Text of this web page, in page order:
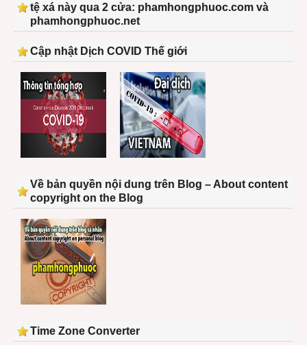
tệ xá này qua 2 cửa: phamhongphuoc.com và
phamhongphuoc.net
Cập nhật Dịch COVID Thế giới
Về bản quyền nội dung trên Blog – About content
copyright on the Blog
Time Zone Converter